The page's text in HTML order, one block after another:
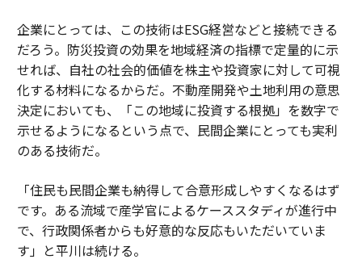
企業にとっては、この技術はESG経営などと接続できる
だろう。防災投資の効果を地域経済の指標で定量的に示
せれば、自社の社会的価値を株主や投資家に対して可視
化する材料になるからだ。不動産開発や土地利用の意思
決定においても、「この地域に投資する根拠」を数字で
示せるようになるという点で、民間企業にとっても実利
のある技術だ。
「住民も民間企業も納得して合意形成しやすくなるはず
です。ある流域で産学官によるケーススタディが進行中
で、行政関係者からも好意的な反応もいただいていま
す」と平川は続ける。